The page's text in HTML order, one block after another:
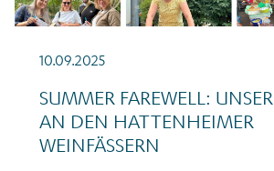
10.09.2025
SUMMER FAREWELL:
AN DEN HATTENHEIMER
WEINFÄSSERN